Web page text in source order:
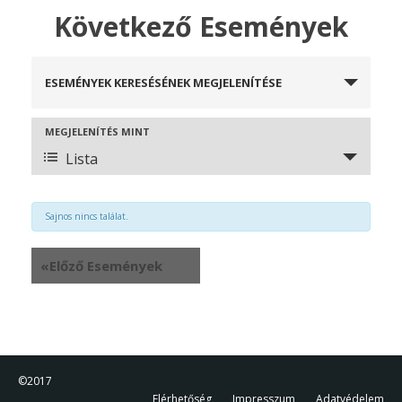
Következő Események
keresése
nézet
választás
ESEMÉNYEK KERESÉSÉNEK MEGJELENÍTÉSE
Esemény
nézet
navigáció
MEGJELENÍTÉS MINT
Lista
Sajnos nincs találat.
«Előző Események
©2017
Elérhetőség
Impresszum Adatvédelem